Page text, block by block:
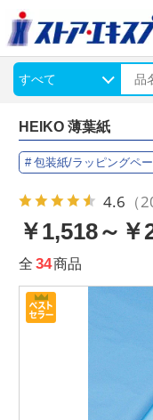
HEIKO 薄葉紙
包装紙/ラッピングペ
4.6 （
￥1,518～￥
全 34商品